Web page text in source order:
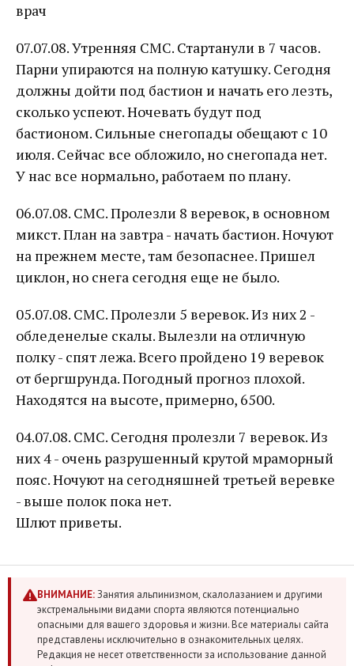
врач
07.07.08. Утренняя СМС. Стартанули в 7 часов.
Парни упираются на полную катушку. Сегодня
должны дойти под бастион и начать его лезть,
сколько успеют. Ночевать будут под
бастионом. Сильные снегопады обещают с 10
июля. Сейчас все обложило, но снегопада нет.
У нас все нормально, работаем по плану.
06.07.08. СМС. Пролезли 8 веревок, в основном
микст. План на завтра - начать бастион. Ночуют
на прежнем месте, там безопаснее. Пришел
циклон, но снега сегодня еще не было.
05.07.08. СМС. Пролезли 5 веревок. Из них 2 -
обледенелые скалы. Вылезли на отличную
полку - спят лежа. Всего пройдено 19 веревок
от бергшрунда. Погодный прогноз плохой.
Находятся на высоте, примерно, 6500.
04.07.08. СМС. Сегодня пролезли 7 веревок. Из
них 4 - очень разрушенный крутой мраморный
пояс. Ночуют на сегодняшней третьей веревке
- выше полок пока нет.
Шлют приветы.
ВНИМАНИЕ:Занятия альпинизмом, скалолазанием и другими
экстремальными видами спорта являются потенциально
опасными для вашего здоровья и жизни. Все материалы сайта
представлены исключительно в ознакомительных целях.
Редакция не несет ответственности за использование данной